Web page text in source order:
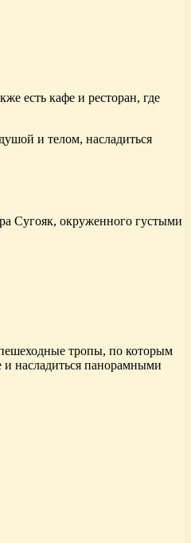
есть кафе и ресторан, где
и телом, насладиться
Сугояк, окруженного густыми
тропы, по которым
и насладиться панорамными